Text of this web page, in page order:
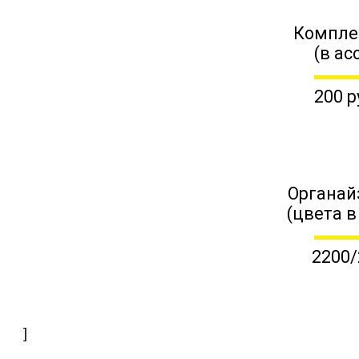
(в
200
(цвета
]